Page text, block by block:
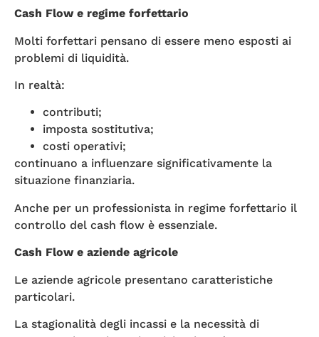
Cash Flow e regime forfettario
Molti forfettari pensano di essere meno esposti ai
problemi di liquidità.
In realtà:
contributi;
imposta sostitutiva;
costi operativi;
continuano a influenzare significativamente la
situazione finanziaria.
Anche per un professionista in regime forfettario il
controllo del cash flow è essenziale.
Cash Flow e aziende agricole
Le aziende agricole presentano caratteristiche
particolari.
La stagionalità degli incassi e la necessità di